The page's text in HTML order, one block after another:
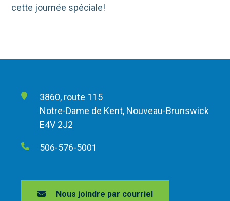
cette journée spéciale!
3860, route 115
Notre-Dame de Kent, Nouveau-Brunswick
E4V 2J2
506-576-5001
Nous joindre par courriel